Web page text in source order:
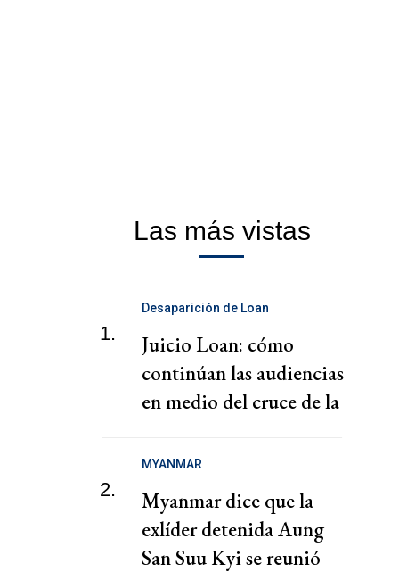
Las más vistas
1.
Desaparición de Loan
Juicio Loan: cómo
continúan las audiencias
en medio del cruce de la
2.
MYANMAR
Myanmar dice que la
exlíder detenida Aung
San Suu Kyi se reunió